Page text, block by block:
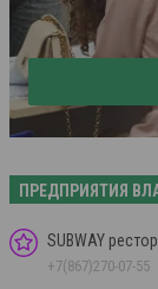
ПРЕДПРИЯТИЯ
SUBWAY
+7(867)270-07-55